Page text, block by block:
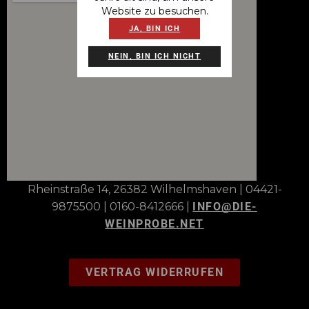
Website zu besuchen.
JA, BIN ICH
NEIN, BIN ICH NICHT
Rheinstraße 14, 26382 Wilhelmshaven | 04421-
9875500 | 0160-8412666 | INFO@DIE-
WEINPROBE.NET
VERTRAG WIDERRUFEN